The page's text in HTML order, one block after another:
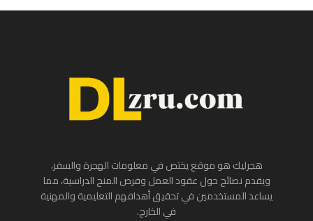
هجرليك هو موقع يختص في معلومات الهجرة والسفر،
ويقدم نصائح حول عقود العمل وفرص المنح الدراسية، مما
يساعد المستخدمين في تحقيق أهدافهم التعليمية والمهنية
في الخارج.